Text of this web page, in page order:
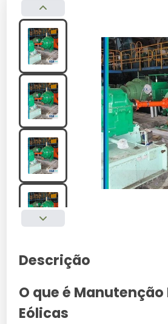
Descrição
O que é
Eólicas